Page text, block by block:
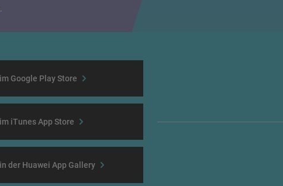
Google Play Store
iTunes App Store
der Huawei App Gallery